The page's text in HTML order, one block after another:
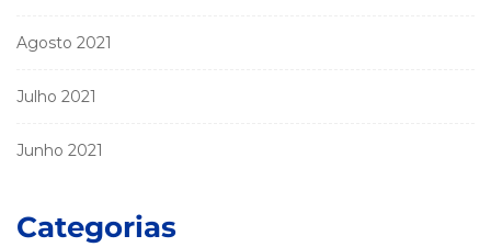
Agosto 2021
Julho 2021
Junho 2021
Categorias